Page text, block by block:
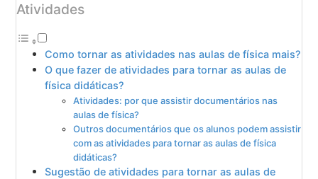
Atividades
Como tornar as atividades nas aulas de física mais?
O que fazer de atividades para tornar as aulas de
física didáticas?
Atividades: por que assistir documentários nas
aulas de física?
Outros documentários que os alunos podem assistir
com as atividades para tornar as aulas de física
didáticas?
Sugestão de atividades para tornar as aulas de